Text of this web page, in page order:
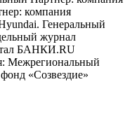
компания
Генеральный
журнал
БАНКИ.RU
Межрегиональный
«Созвездие»